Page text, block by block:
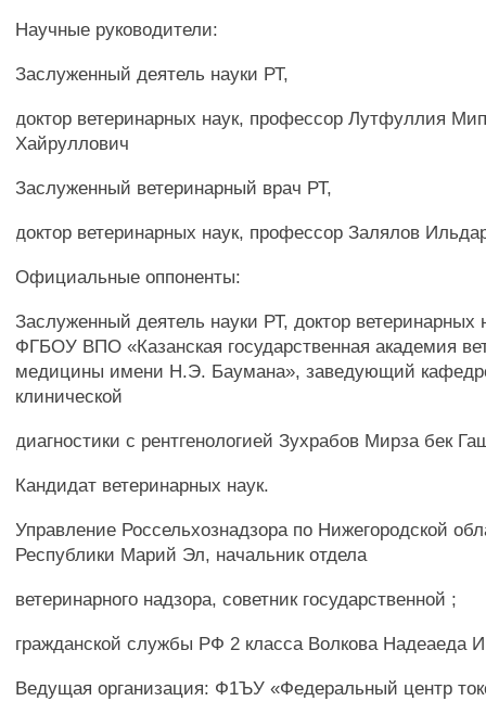
Научные руководители:
Заслуженный деятель науки РТ,
доктор ветеринарных наук, профессор Лутфуллия
Хайруллович
Заслуженный ветеринарный врач РТ,
доктор ветеринарных наук, профессор Залялов
Официальные оппоненты:
Заслуженный деятель науки РТ, доктор ветеринарных
ФГБОУ ВПО «Казанская государственная академия
медицины имени Н.Э. Баумана», заведующий
клинической
диагностики с рентгенологией Зухрабов Мирза бек
Кандидат ветеринарных наук.
Управление Россельхознадзора по Нижегородской
Республики Марий Эл, начальник отдела
ветеринарного надзора, советник государственной ;
гражданской службы РФ 2 класса Волкова Надеаеда
Ведущая организация: Ф1ЪУ «Федеральный центр